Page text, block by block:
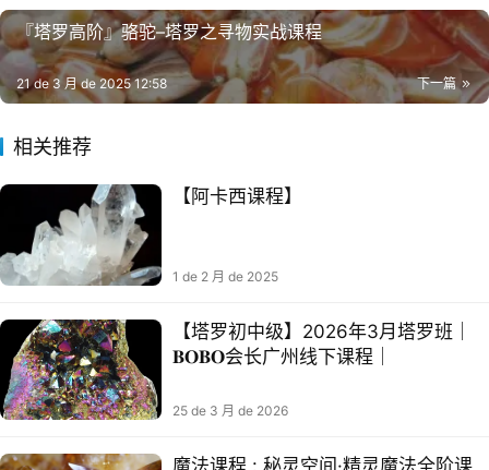
『塔罗高阶』骆驼–塔罗之寻物实战课程
下一篇
21 de 3 月 de 2025 12:58
相关推荐
【阿卡西课程】
1 de 2 月 de 2025
【塔罗初中级】2026年3月塔罗班｜
𝐁𝐎𝐁𝐎会长广州线下课程｜
25 de 3 月 de 2026
‮法⁠魔‬‎课程 : 秘‮空⁠灵‬‎间·‮灵⁠精‬‎魔‮全⁠法‬‎阶课